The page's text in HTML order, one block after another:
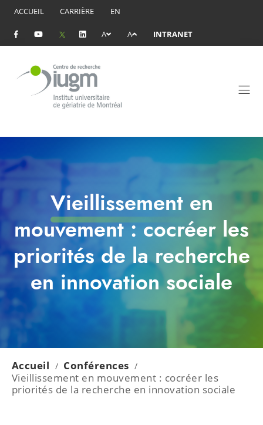
ACCUEIL CARRIÈRE EN
A A INTRANET
Vieillissement en
mouvement : cocréer les
priorités de la recherche
en innovation sociale
Accueil / Conférences /
Vieillissement en mouvement : cocréer les
priorités de la recherche en innovation sociale